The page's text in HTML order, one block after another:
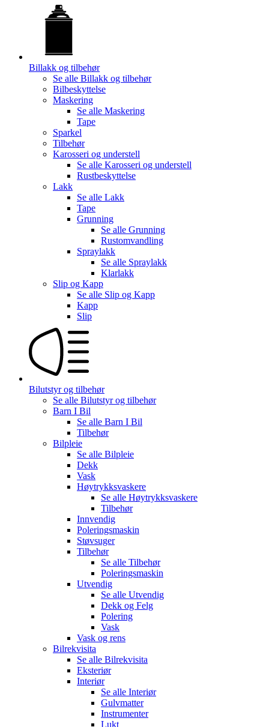
Billakk og tilbehør
Se alle Billakk og tilbehør
Bilbeskyttelse
Maskering
Se alle Maskering
Tape
Sparkel
Tilbehør
Karosseri og understell
Se alle Karosseri og understell
Rustbeskyttelse
Lakk
Se alle Lakk
Tape
Grunning
Se alle Grunning
Rustomvandling
Spraylakk
Se alle Spraylakk
Klarlakk
Slip og Kapp
Se alle Slip og Kapp
Kapp
Slip
Bilutstyr og tilbehør
Se alle Bilutstyr og tilbehør
Barn I Bil
Se alle Barn I Bil
Tilbehør
Bilpleie
Se alle Bilpleie
Dekk
Vask
Høytrykksvaskere
Se alle Høytrykksvaskere
Tilbehør
Innvendig
Poleringsmaskin
Støvsuger
Tilbehør
Se alle Tilbehør
Poleringsmaskin
Utvendig
Se alle Utvendig
Dekk og Felg
Polering
Vask
Vask og rens
Bilrekvisita
Se alle Bilrekvisita
Eksteriør
Interiør
Se alle Interiør
Gulvmatter
Instrumenter
Lukt